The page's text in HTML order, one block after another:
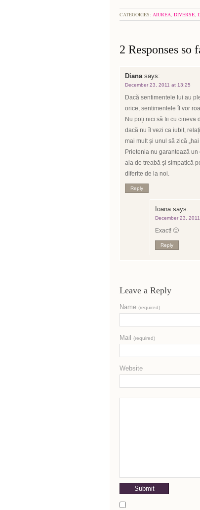
CATEGORIES: AIUREA, DIVERSE,
2 Responses so
Diana says:
December 23, 2011 at 13:25
Dacă sentimentele lui au
orice, sentimentele îl vor
Nu poți nici să fii cu cineva
dacă nu îl vezi ca iubit,
mai mult și unul să zică
Prietenia nu garantează
aia de treabă și simpatică
diferite de la noi.
Reply
Ioana says:
December 23,
Exact! 🙂
Reply
Leave a Reply
Name (required)
Mail (required)
Website